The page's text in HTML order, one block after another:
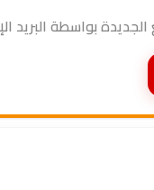
بواسطة البريد